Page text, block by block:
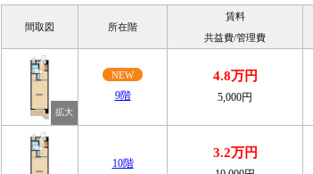
間取図 所在階
賃料
共益費/管理費
NEW
9階
4.8万円
5,000円
10階
3.2万円